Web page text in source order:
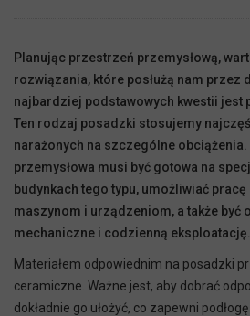
Planując przestrzeń przemysłową,
rozwiązania, które posłużą nam przez
najbardziej podstawowych kwestii jest
Ten rodzaj posadzki stosujemy
narażonych na szczególne
przemysłowa musi być gotowa na
budynkach tego typu, umożliwiać pracę
maszynom i urządzeniom, a także być
mechaniczne i codzienną eksploatację.
Materiałem odpowiednim na posadzki
ceramiczne. Ważne jest, aby dobrać
dokładnie go ułożyć, co zapewni